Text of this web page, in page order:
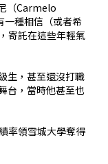
（Carmelo
種相信（或者希
寄託在這些年輕氣
生，甚至還沒打職
台，當時他甚至也
率領雪城大學奪得